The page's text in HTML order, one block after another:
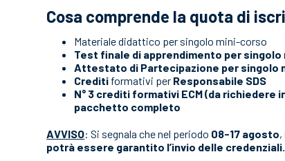
Cosa comprende la quota di
Materiale didattico per singolo mini-corso
Test finale di apprendimento per
Attestato di Partecipazione per singolo
Crediti formativi per Responsabile SDS
N° 3 crediti formativi ECM(da richiedere
pacchetto completo
AVVISO: Si segnala che nel periodo 08-17 agosto,
potrà essere garantito l’invio delle credenziali.